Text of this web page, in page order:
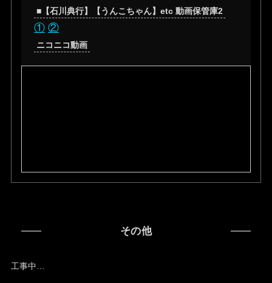
■【石川典行】【うんこちゃん】etc 動画保管庫2
① ②
ニコニコ動画
その他
工事中…